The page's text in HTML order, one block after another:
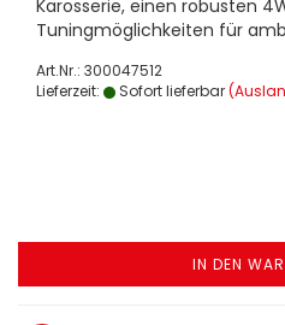
Karosserie, einen robusten
Tuningmöglichkeiten für
Art.Nr.: 300047512
Lieferzeit:
Sofort lieferbar
IN DEN